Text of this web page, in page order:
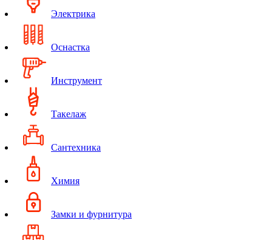
Электрика
Оснастка
Инструмент
Такелаж
Сантехника
Химия
Замки и фурнитура